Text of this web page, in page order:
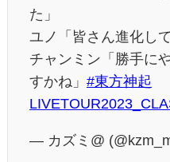
た」
ユノ「皆さん進化し
チャンミン「勝手に
すかね」 #東方神起
— カズミ@